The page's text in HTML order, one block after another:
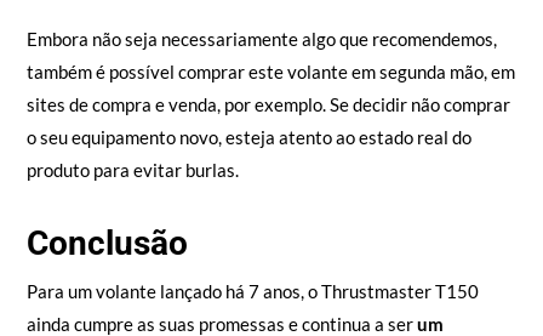
Embora não seja necessariamente algo que recomendemos,
também é possível comprar este volante em segunda mão, em
sites de compra e venda, por exemplo. Se decidir não comprar
o seu equipamento novo, esteja atento ao estado real do
produto para evitar burlas.
Conclusão
Para um volante lançado há 7 anos, o Thrustmaster T150
ainda cumpre as suas promessas e continua a serum